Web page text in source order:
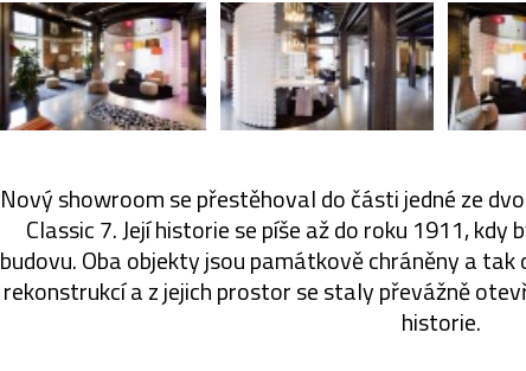
Nový showroom se přestěhoval do části jedné ze
Classic 7. Její historie se píše až do roku 1911,
budovu. Oba objekty jsou památkově chráněny a
rekonstrukcí a z jejich prostor se staly převážně
historie.